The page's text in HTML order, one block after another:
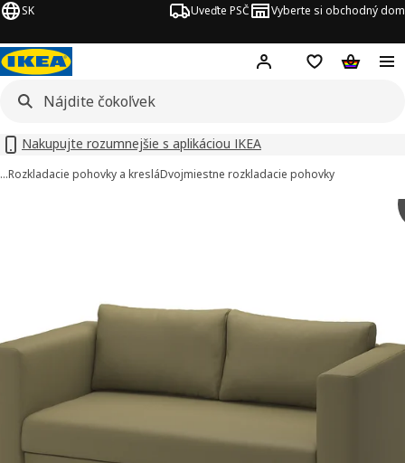
SK Uveďte PSČ Vyberte si obchodný dom
Hej! Prihlásenie
NákupnýNákupný
Nakupujte rozumnejšie s aplikáciou IKEA
…Rozkladacie pohovky a kresláDvojmiestne rozkladacie pohovky